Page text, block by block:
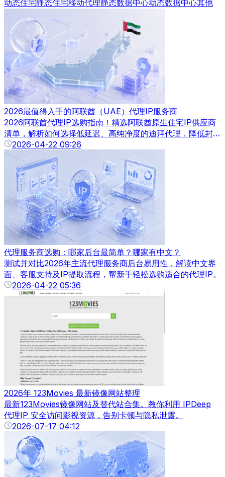
动态住宅静态住宅移动代理静态数据中心动态数据中心其他
2026最值得入手的阿联酋（UAE）代理IP服务商
2026阿联酋代理IP选购指南！精选阿联酋原生住宅IP供应商
清单，解析如何选择低延迟、高纯净度的迪拜代理，降低封号
风险。
2026-04-22 09:26
代理服务商选购：哪家后台最简单？哪家有中文？
测试并对比2026年主流代理服务商后台易用性，解读中文界
面、客服支持及IP提取流程，帮新手轻松选购适合的代理IP。
2026-04-22 05:36
2026年 123Movies 最新镜像网站整理
最新123Movies镜像网站及替代站合集。教你利用 IPDeep
代理IP 安全访问影视资源，告别卡顿与隐私泄露。
2026-07-17 04:12